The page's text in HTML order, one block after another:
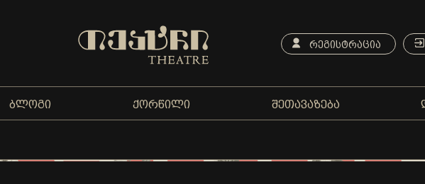
ᲠᲔᲒᲘᲡᲢᲠᲐᲪᲘᲐ
ᲑᲚᲝᲒᲘ ᲥᲝᲠᲬᲘᲚᲘ ᲨᲔᲗᲐᲕᲐᲖᲔᲑᲐ